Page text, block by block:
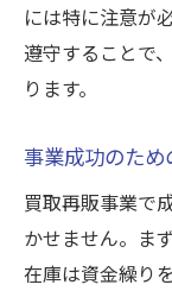
には特に注意が
遵守することで
ります。
事業成功のた
買取再販事業で
かせません。ま
在庫は資金繰り